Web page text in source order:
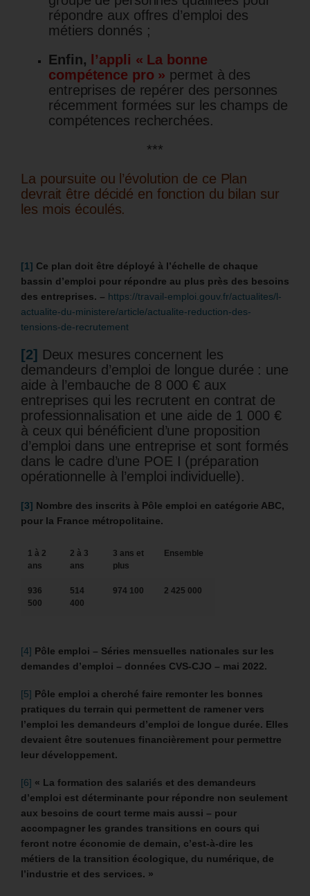
répondre aux offres d’emploi des
métiers donnés ;
Enfin,
l’appli « La bonne
compétence pro » permet à des
entreprises de repérer des personnes
récemment formées sur les champs de
compétences recherchées.
***
La poursuite ou l’évolution de ce Plan
devrait être décidé en fonction du bilan sur
les mois écoulés.
[1] Ce plan doit être déployé à l’échelle de chaque
bassin d’emploi pour répondre au plus près des besoins
des entreprises. – https://travail-emploi.gouv.fr/actualites/l-
actualite-du-ministere/article/actualite-reduction-des-
tensions-de-recrutement
[2] Deux mesures concernent les
demandeurs d’emploi de longue durée : une
aide à l’embauche de 8 000 € aux
entreprises qui les recrutent en contrat de
professionnalisation et une aide de 1 000 €
à ceux qui bénéficient d’une proposition
d’emploi dans une entreprise et sont formés
dans le cadre d’une POE I (préparation
opérationnelle à l’emploi individuelle).
[3] Nombre des inscrits à Pôle emploi en catégorie ABC,
pour la France métropolitaine.
1 à 2
ans
2 à 3
ans
3 ans et
plus
Ensemble
936
500
514
400
974 100 2 425 000
[4] Pôle emploi – Séries mensuelles nationales sur les
demandes d’emploi – données CVS-CJO – mai 2022.
[5] Pôle emploi a cherché faire remonter les bonnes
pratiques du terrain qui permettent de ramener vers
l’emploi les demandeurs d’emploi de longue durée. Elles
devaient être soutenues financièrement pour permettre
leur développement.
[6] « La formation des salariés et des demandeurs
d’emploi est déterminante pour répondre non seulement
aux besoins de court terme mais aussi – pour
accompagner les grandes transitions en cours qui
feront notre économie de demain, c’est-à-dire les
métiers de la transition écologique, du numérique, de
l’industrie et des services. »